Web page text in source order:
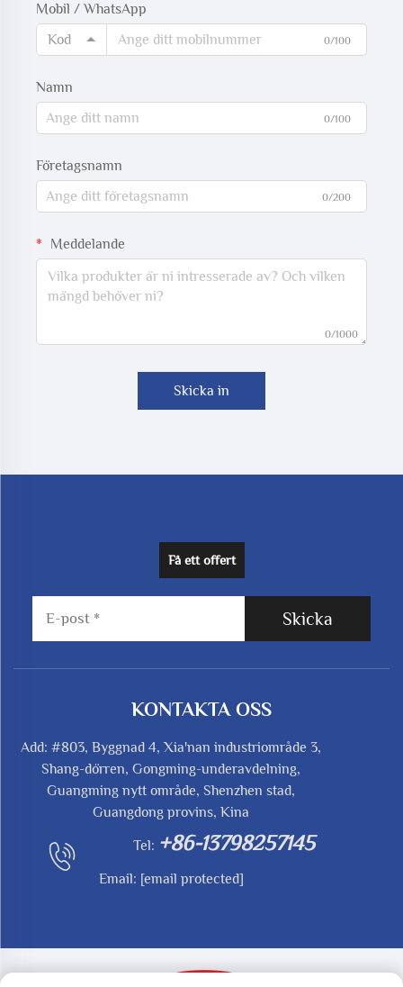
Mobil / WhatsApp
Kod
0/100
Namn
0/100
Företagsnamn
0/200
Meddelande
0/1000
Skicka in
Få ett offert
Skicka
KONTAKTA OSS
Add: #803, Byggnad 4, Xia'nan industriområde 3,
Shang-dörren, Gongming-underavdelning,
Guangming nytt område, Shenzhen stad,
Guangdong provins, Kina
Tel: +86-13798257145
Email: [email protected]